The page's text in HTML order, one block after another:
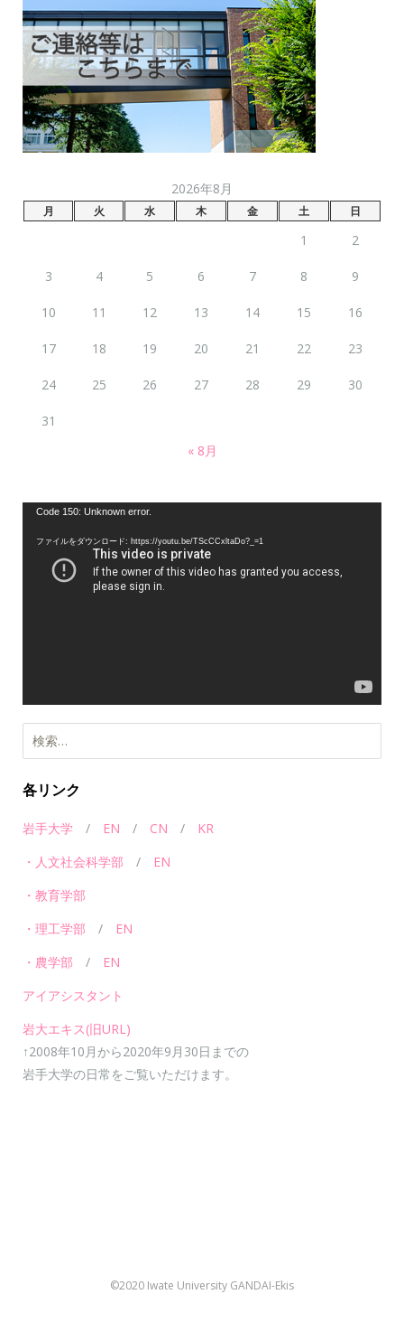
2026年8月
月 火 水 木 金 土 日
1 2
3 4 5 6 7 8 9
10 11 12 13 14 15 16
17 18 19 20 21 22 23
24 25 26 27 28 29 30
31
« 8月
Code 150: Unknown error.
ファイルをダウンロード: https://youtu.be/TScCCxltaDo?_=1
索:
各リンク
岩手大学 / EN / CN / KR
・人文社会科学部 / EN
・教育学部
・理工学部 / EN
・農学部 / EN
アイアシスタント
岩大エキス(旧URL)
↑2008年10月から2020年9月30日までの
岩手大学の日常をご覧いただけます。
©2020 Iwate University GANDAI-Ekis